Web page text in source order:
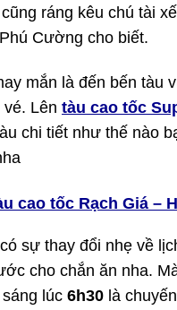
ráng kêu chú tài
Cường cho biết.
mắn là đến bến tàu
Lên tàu cao tốc
chi tiết như thế nào
cao tốc Rạch Giá –
sự thay đổi nhẹ về
cho chắn ăn nha.
lúc 6h30 là